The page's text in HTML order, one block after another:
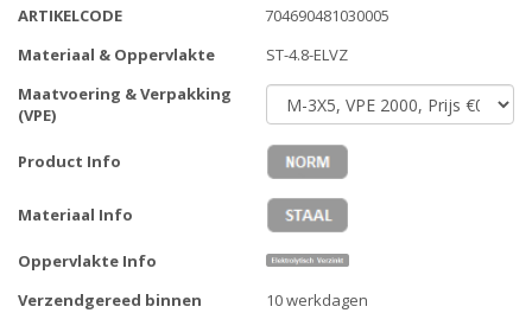
ARTIKELCODE
704690481030005
Materiaal & Oppervlakte
ST-4.8-ELVZ
Maatvoering & Verpakking
(VPE)
Product Info
Materiaal Info
Oppervlakte Info
Verzendgereed binnen
10 werkdagen